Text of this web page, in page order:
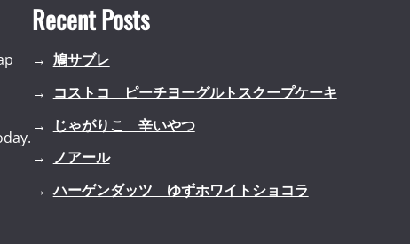
Recent Posts
鳩サブレ
コストコ ピーチヨーグルトスクープケーキ
じゃがりこ 辛いやつ
ノアール
ハーゲンダッツ ゆずホワイトショコラ